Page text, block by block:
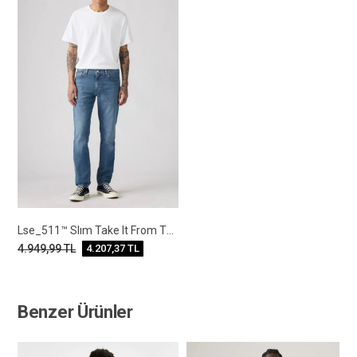
4.949,99TL 4.207,37 TL
Benzer Ürünler